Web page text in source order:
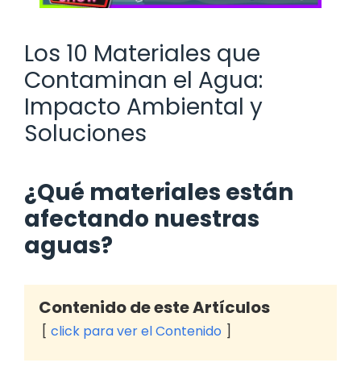
Los 10 Materiales que
Contaminan el Agua:
Impacto Ambiental y
Soluciones
¿Qué materiales están
afectando nuestras
aguas?
Contenido de este Artículos
click para ver el Contenido